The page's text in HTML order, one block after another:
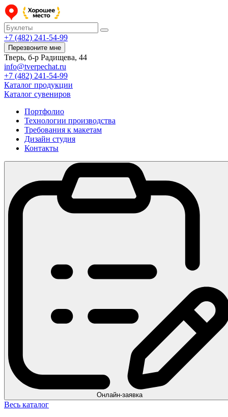
+7 (482) 241-54-99
Перезвоните мне
Тверь, б-р Радищева, 44
info@tverpechat.ru
+7 (482) 241-54-99
Каталог продукции
Каталог сувениров
Портфолио
Технологии производства
Требования к макетам
Дизайн студия
Контакты
Онлайн-заявка
Весь каталог